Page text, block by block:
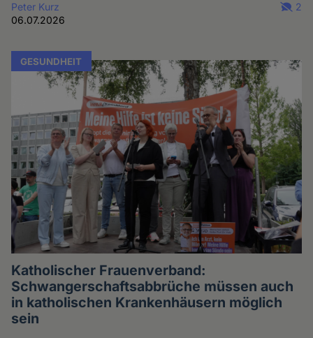
Peter Kurz
06.07.2026
2
GESUNDHEIT
Katholischer Frauenverband:
Schwangerschaftsabbrüche müssen auch
in katholischen Krankenhäusern möglich
sein